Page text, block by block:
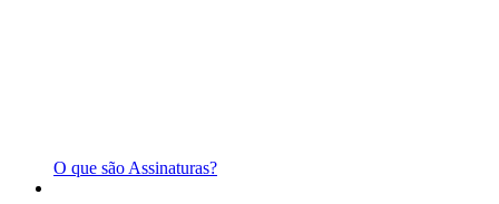
O que são Assinaturas?